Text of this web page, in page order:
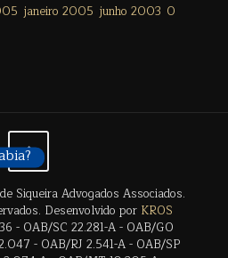
janeiro 2005 junho 2003 0
Siqueira Advogados Associados.
Desenvolvido por KROS
- OAB/SC 22.281-A - OAB/GO
- OAB/RJ 2.541-A - OAB/SP